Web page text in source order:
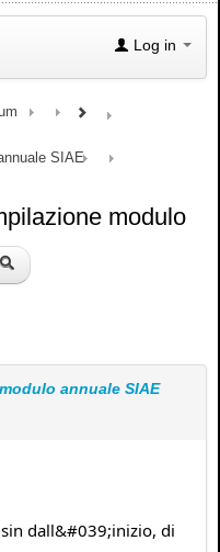
Log in
SIAE
modulo
annuale SIAE
dall&#039;inizio, di